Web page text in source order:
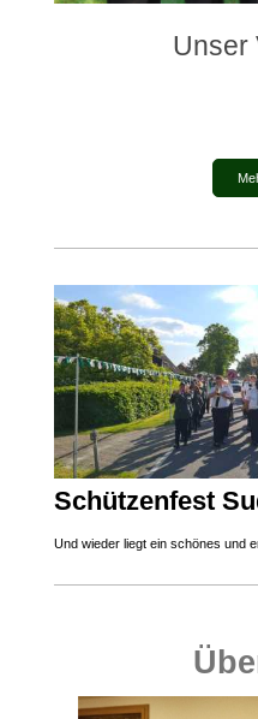
Unser
Schützenfest
Und wieder liegt ein schönes und